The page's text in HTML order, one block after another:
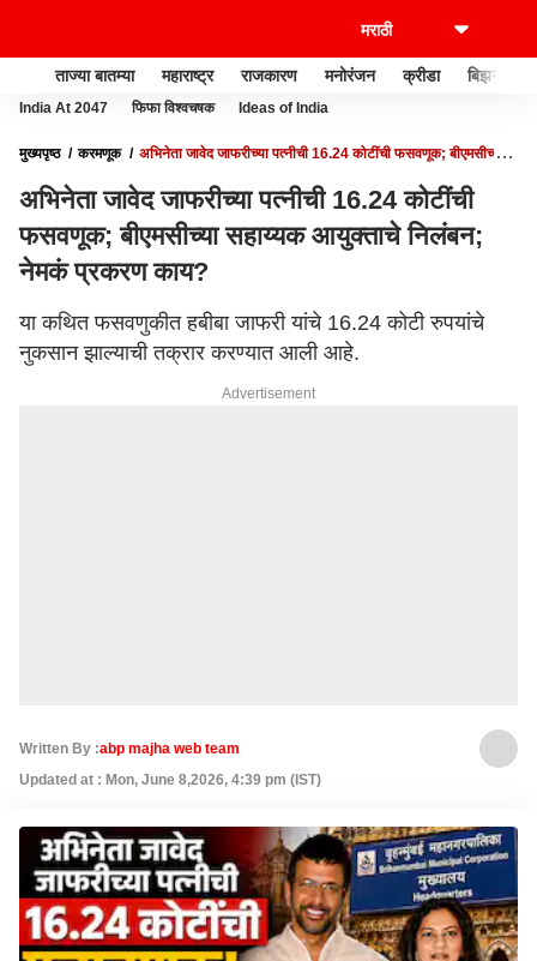
ताज्या बातम्या महाराष्ट्र राजकारण मनोरंजन क्रीडा बिझनेस
India At 2047 फिफा विश्वचषक Ideas of India
मुख्यपृष्ठ करमणूक
अभिनेता जावेद जाफरीच्या पत्नीची 16.24 कोटींची फसवणूक; बीएमसीच्या
अभिनेता जावेद जाफरीच्या पत्नीची 16.24 कोटींची
फसवणूक; बीएमसीच्या सहाय्यक आयुक्ताचे निलंबन;
नेमकं प्रकरण काय?
या कथित फसवणुकीत हबीबा जाफरी यांचे 16.24 कोटी रुपयांचे
नुकसान झाल्याची तक्रार करण्यात आली आहे.
Advertisement
Written By :abp majha web team
Updated at : Mon, June 8,2026, 4:39 pm (IST)